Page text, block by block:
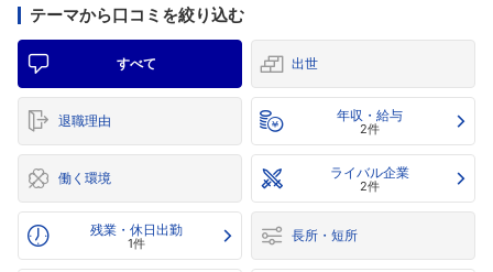
テーマから口コミを絞り込む
すべて 出世
退職理由 年収・給与
2件
働く環境 ライバル企業
2件
残業・休日出勤
1件 長所・短所